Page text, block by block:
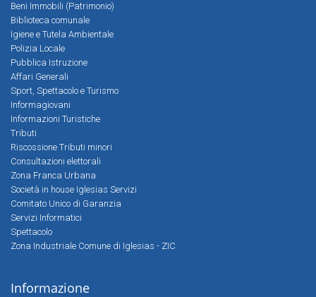
Beni Immobili (Patrimonio)
Biblioteca comunale
Igiene e Tutela Ambientale
Polizia Locale
Pubblica Istruzione
Affari Generali
Sport, Spettacolo e Turismo
Informagiovani
Informazioni Turistiche
Tributi
Riscossione Tributi minori
Consultazioni elettorali
Zona Franca Urbana
Società in house Iglesias Servizi
Comitato Unico di Garanzia
Servizi Informatici
Spettacolo
Zona Industriale Comune di Iglesias - ZIC
Informazione